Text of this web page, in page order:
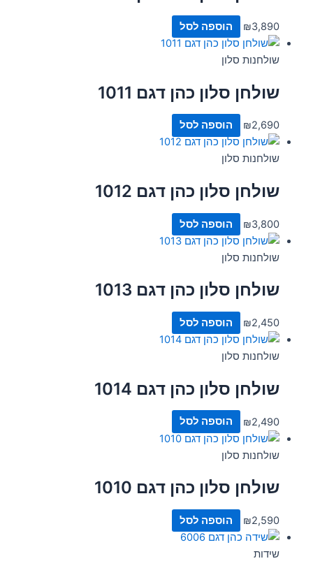
₪3,890 הוספה לסל
שולחנות סלון
שולחן סלון כהן דגם 1011
₪2,690 הוספה לסל
שולחנות סלון
שולחן סלון כהן דגם 1012
₪3,800 הוספה לסל
שולחנות סלון
שולחן סלון כהן דגם 1013
₪2,450 הוספה לסל
שולחנות סלון
שולחן סלון כהן דגם 1014
₪2,490 הוספה לסל
שולחנות סלון
שולחן סלון כהן דגם 1010
₪2,590 הוספה לסל
שידות